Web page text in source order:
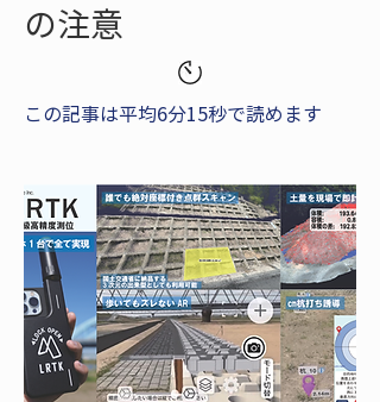
の注意
この記事は平均6分15秒で読めます